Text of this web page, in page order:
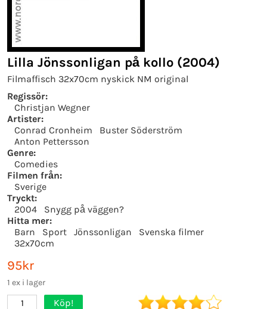
Lilla Jönssonligan på kollo (2004)
Filmaffisch 32x70cm nyskick NM original
Regissör:
Christjan Wegner
Artister:
Conrad Cronheim
Buster Söderström
Anton Pettersson
Genre:
Comedies
Filmen från:
Sverige
Tryckt:
2004
Snygg på väggen?
Hitta mer:
Barn
Sport Jönssonligan
Svenska filmer
32x70cm
95kr
1 ex i lager
1 Köp!